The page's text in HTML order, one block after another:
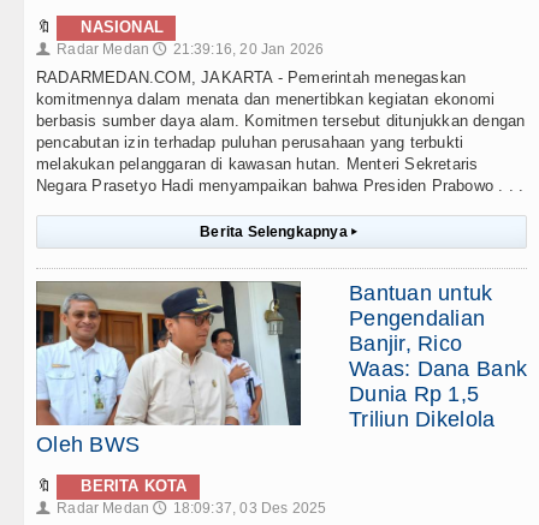
🔖 NASIONAL
👤 Radar Medan 🕔 21:39:16, 20 Jan 2026
RADARMEDAN.COM, JAKARTA - Pemerintah menegaskan
komitmennya dalam menata dan menertibkan kegiatan ekonomi
berbasis sumber daya alam. Komitmen tersebut ditunjukkan dengan
pencabutan izin terhadap puluhan perusahaan yang terbukti
melakukan pelanggaran di kawasan hutan. Menteri Sekretaris
Negara Prasetyo Hadi menyampaikan bahwa Presiden Prabowo . . .
Berita Selengkapnya ▸
Bantuan untuk
Pengendalian
Banjir, Rico
Waas: Dana Bank
Dunia Rp 1,5
Triliun Dikelola
Oleh BWS
🔖 BERITA KOTA
👤 Radar Medan 🕔 18:09:37, 03 Des 2025